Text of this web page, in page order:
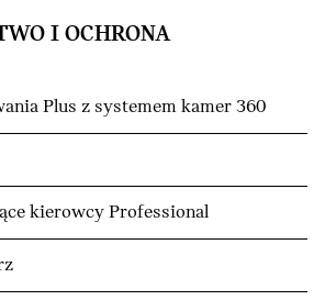
I OCHRONA
Plus z systemem kamer 360
kierowcy Professional